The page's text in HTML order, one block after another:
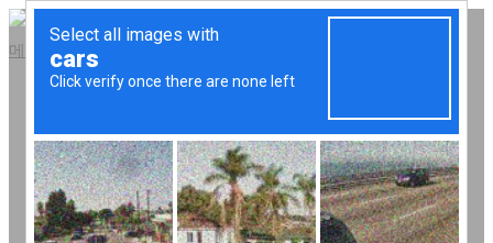
콘
텐
메뉴
회사소개
오시는 길
내장롤업도어
냉동롤업도어
이동식칸막이